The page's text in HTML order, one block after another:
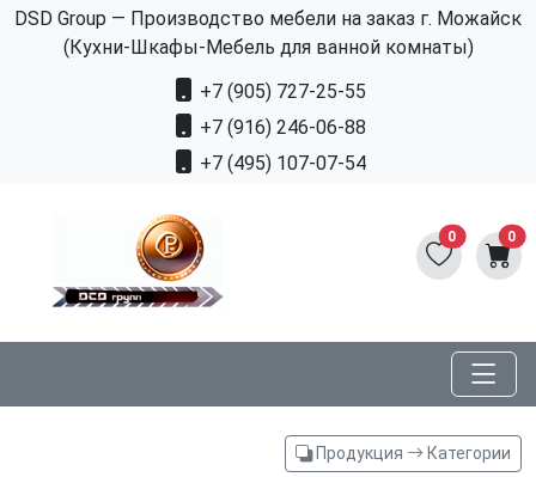
DSD Group — Производство мебели на заказ г. Можайск
(Кухни-Шкафы-Мебель для ванной комнаты)
+7 (905) 727-25-55
+7 (916) 246-06-88
+7 (495) 107-07-54
0 0
Продукция Категории